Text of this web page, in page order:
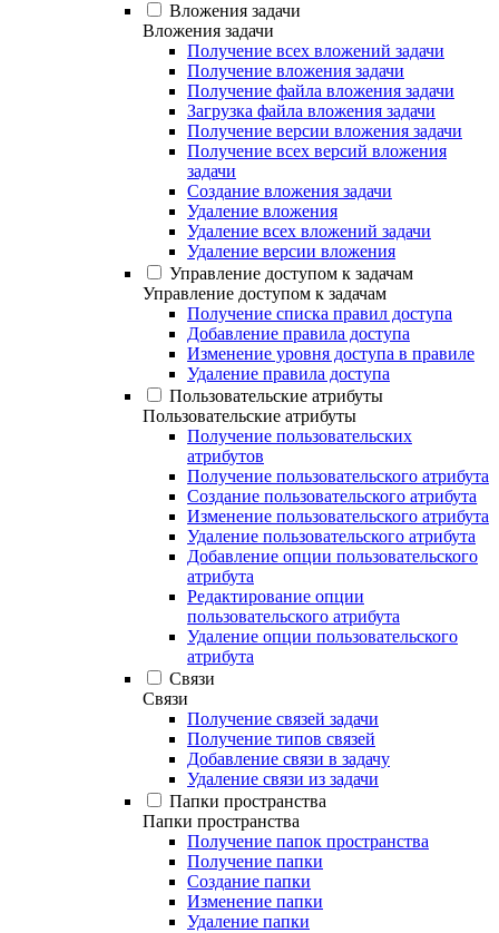
Вложения задачи
Вложения задачи
Получение всех вложений задачи
Получение вложения задачи
Получение файла вложения задачи
Загрузка файла вложения задачи
Получение версии вложения задачи
Получение всех версий вложения
задачи
Создание вложения задачи
Удаление вложения
Удаление всех вложений задачи
Удаление версии вложения
Управление доступом к задачам
Управление доступом к задачам
Получение списка правил доступа
Добавление правила доступа
Изменение уровня доступа в правиле
Удаление правила доступа
Пользовательские атрибуты
Пользовательские атрибуты
Получение пользовательских
атрибутов
Получение пользовательского атрибута
Создание пользовательского атрибута
Изменение пользовательского атрибута
Удаление пользовательского атрибута
Добавление опции пользовательского
атрибута
Редактирование опции
пользовательского атрибута
Удаление опции пользовательского
атрибута
Связи
Связи
Получение связей задачи
Получение типов связей
Добавление связи в задачу
Удаление связи из задачи
Папки пространства
Папки пространства
Получение папок пространства
Получение папки
Создание папки
Изменение папки
Удаление папки